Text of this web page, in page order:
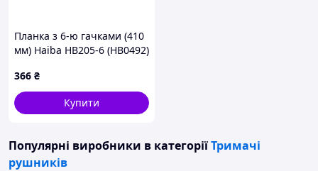
Планка з 6-ю гачками (410
мм) Haiba HB205-6 (HB0492)
366 ₴
Купити
Популярні виробники в категоріїТримачі
рушників